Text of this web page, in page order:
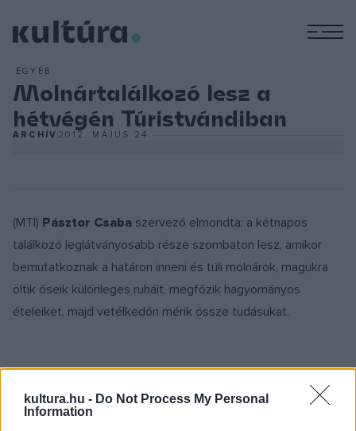
kultura.hu - Do Not Process My Personal
Information
EGYÉB
Molnártalálkozó lesz a
hétvégén Túristvándiban
ARCHÍV2012. MÁJUS 24.
(MTI) Pásztor Csaba szervező elmondta: a kétnapos
találkozó leglátványosabb része szombaton lesz, amikor
bemutatkoznak a határon inneni és túli molnárok, magukra
öltik őseik különleges ruháit, megfőzik hagyományos
ételeiket, majd vetélkedőn mérik össze tudásukat.
például kenderből szőtt fehér vászonból készült, a